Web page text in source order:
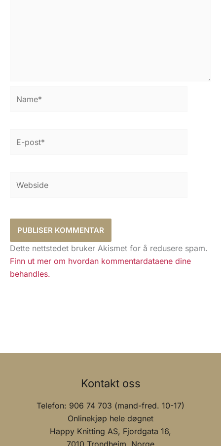
post*
Dette nettstedet bruker Akismet for å redusere spam.
Finn ut mer om hvordan kommentardataene dine
behandles.
Kontakt oss
Telefon: 906 74 703 (mand-fred. 10-17)
Onlinekjøp hele døgnet
Happy Knitting AS, Fjordgata 16,